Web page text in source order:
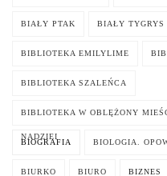
BIAŁY PTAK BIAŁY TYGRYS
BIBLIOTEKA EMILYLIME
BIBLIOTEKA SZALEŃCA
BIBLIOTEKA W OBLĘŻONY
NADZIEI
BIOGRAFIA BIOLOGIA.
BIURKO BIURO BIZNES